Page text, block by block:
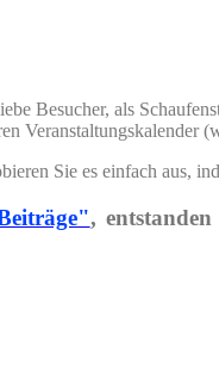
Besucher, als
Veranstaltungskalender
Sie es einfach aus,
,